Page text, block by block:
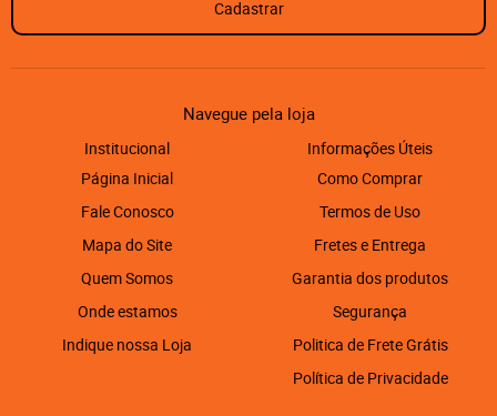
Cadastrar
Navegue pela loja
Institucional
Página Inicial
Fale Conosco
Mapa do Site
Quem Somos
Onde estamos
Indique nossa Loja
Informações Úteis
Como Comprar
Termos de Uso
Fretes e Entrega
Garantia dos produtos
Segurança
Politica de Frete Grátis
Política de Privacidade